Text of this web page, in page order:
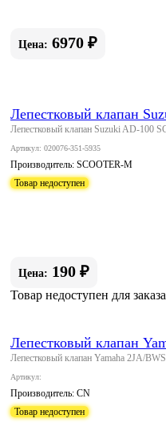
Цена: 6970 ₽
Лепестковый клапан
Лепестковый клапан Suzuki AD-100
Артикул: 020076-351-5935
Производитель: SCOOTER-M
Товар недоступен
Цена: 190 ₽
Товар недоступен для заказа
Лепестковый клапан
Лепестковый клапан Yamaha 2JA/
Артикул:
Производитель: CN
Товар недоступен